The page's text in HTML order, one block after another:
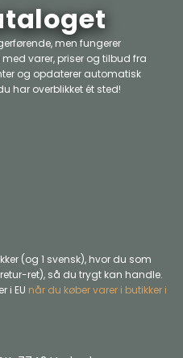
men fungerer
varer, priser og tilbud fra
og opdaterer automatisk
har overblikket ét sted!
(og 1 svensk), hvor du som
ret), så du trygt kan handle.
i EU når du køber varer i butikker i